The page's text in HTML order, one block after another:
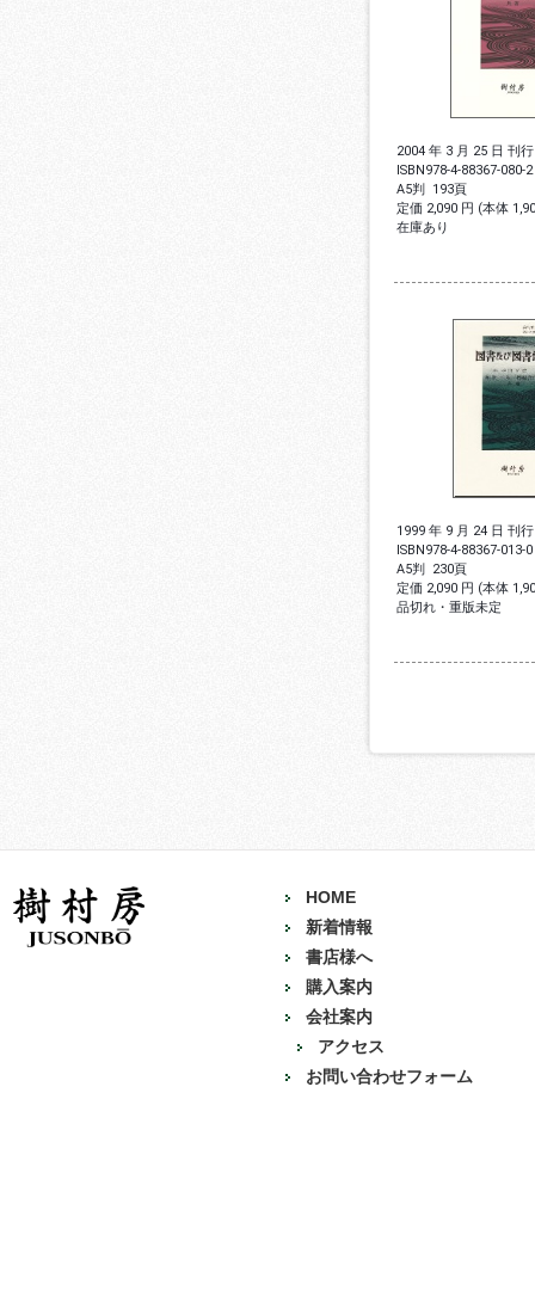
2004 年 3 月 25 日 刊行
ISBN978-4-88367-080-2
A5判 193頁
定価 2,090 円 (本体
在庫あり
1999 年 9 月 24 日 刊行
ISBN978-4-88367-013-0
A5判 230頁
定価 2,090 円 (本体
品切れ・重版未定
HOME
新着情報
書店様へ
購入案内
会社案内
アクセス
お問い合わせフォーム